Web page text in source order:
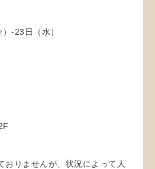
-23 日（水）
りませんが、状況によって人